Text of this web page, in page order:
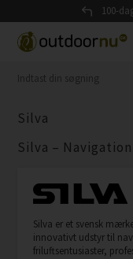
100-
Silva
Silva –
Silva er et svensk
innovativt udstyr til
friluftsentusiaster,